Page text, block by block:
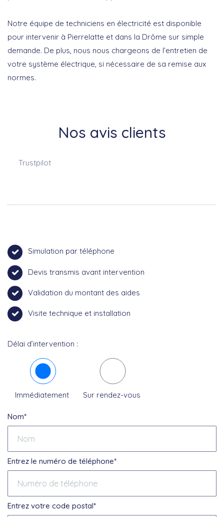
Notre équipe de techniciens en électricité est disponible
pour intervenir à Pierrelatte et dans la Drôme sur simple
demande. De plus, nous nous chargeons de l’entretien de
votre système électrique, si nécessaire de sa remise aux
normes.
Nos avis clients
Trustpilot
Simulation par téléphone
Devis transmis avant intervention
Validation du montant des aides
Visite technique et installation
Délai d’intervention :
Immédiatement Sur rendez-vous
Nom*
Entrez le numéro de téléphone*
Entrez votre code postal*